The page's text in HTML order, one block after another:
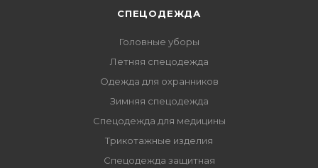
СПЕЦОДЕЖДА
Головные уборы
Летняя спецодежда
Одежда для охранников
Зимняя спецодежда
Спецодежда для медицины
Трикотажные изделия
Спецодежда защитная